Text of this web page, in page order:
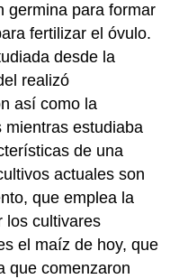
germina para formar
fertilizar el óvulo.
desde la
realizó
así como la
mientras estudiaba
de una
actuales son
que emplea la
los cultivares
el maíz de hoy, que
que comenzaron